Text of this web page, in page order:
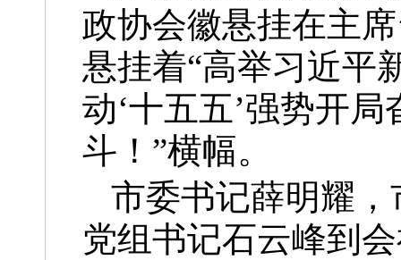
政协会徽悬挂在主
悬挂着“高举习近平
动‘十五五’强势开
斗！”横幅。
市委书记薛明耀
党组书记石云峰到